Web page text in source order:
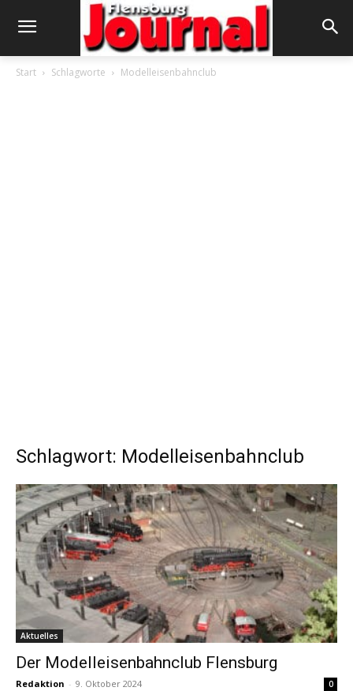
Start Schlagworte Modelleisenbahnclub
Schlagwort: Modelleisenbahnclub
Aktuelles
Der Modelleisenbahnclub Flensburg
Redaktion - 9. Oktober 2024 0